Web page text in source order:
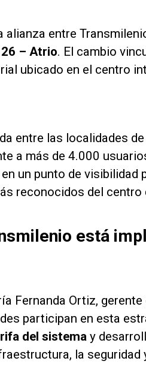
alianza entre
26 – Atrio. El cambio
ubicado en el centro
entre las localidades
a más de 4.000
un punto de visibilidad
reconocidos del centro
está
Fernanda Ortiz,
participan en esta
del sistema y
la